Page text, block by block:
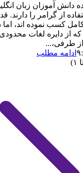
آموزان زبان
از گرامر را دارند.
کسب نموده اند، اما
از دایره لغات
طرفی،...
ادامه مطلب